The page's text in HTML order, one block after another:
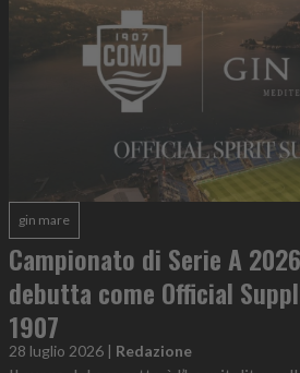
gin mare
Campionato di Serie A
debutta come Official
1907
28 luglio 2026 | Redazione